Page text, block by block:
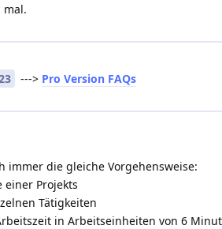
mal.
---> Pro Version FAQs
immer die gleiche Vorgehensweise:
einer Projekts
Tätigkeiten
in Arbeitseinheiten von 6